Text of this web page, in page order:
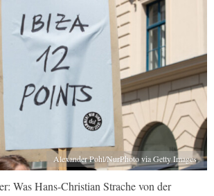
Alexander Pohl/NurPhoto via Getty Images
Was Hans-Christian Strache von der